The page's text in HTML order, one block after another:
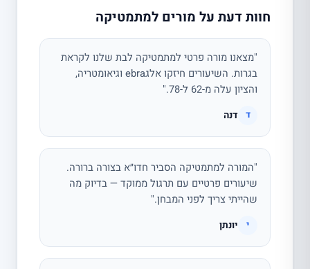
חוות דעת על מורים למתמטיקה
"מצאנו מורה פרטי למתמטיקה לבת שלנו לקראת
בגרות. השיעורים חיזקו אלגebra וגיאומטריה,
והציון עלה מ-62 ל-78."
ד דנה
"המורה למתמטיקה הסביר חדו״א בצורה ברורה.
שיעורים פרטיים עם תרגול ממוקד — בדיוק מה
שהייתי צריך לפני המבחן."
י יונתן